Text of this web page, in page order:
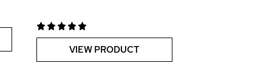
VIEW PRODUCT